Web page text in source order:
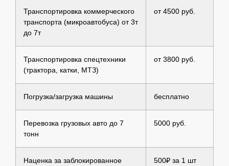
Транспортировка коммерческого
транспорта (микроавтобуса) от 3т
до 7т
от 4500 руб.
Транспортировка спецтехники
(трактора, катки, МТЗ)
от 3800 руб.
Погрузка/загрузка машины бесплатно
Перевозка грузовых авто до 7
тонн
5000 руб.
Наценка за заблокированное
500₽ за 1 шт